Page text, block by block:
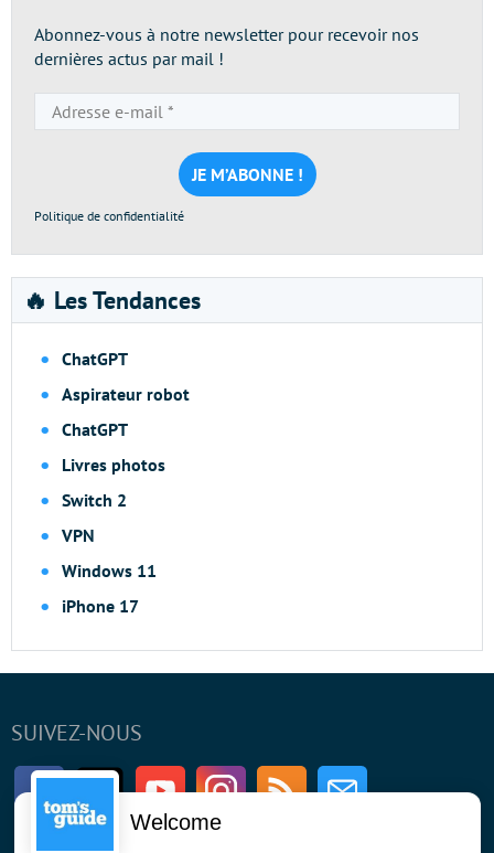
Abonnez-vous à notre newsletter pour recevoir nos
dernières actus par mail !
e-
mail
*
Politique de confidentialité
🔥 Les Tendances
ChatGPT
Aspirateur robot
ChatGPT
Livres photos
Switch 2
VPN
Windows 11
iPhone 17
SUIVEZ-NOUS
FacebookTwitter Youtube InstagramRSS Newsletter
Welcome